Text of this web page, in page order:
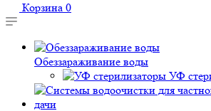
Корзина 0
Обеззараживание воды
УФ